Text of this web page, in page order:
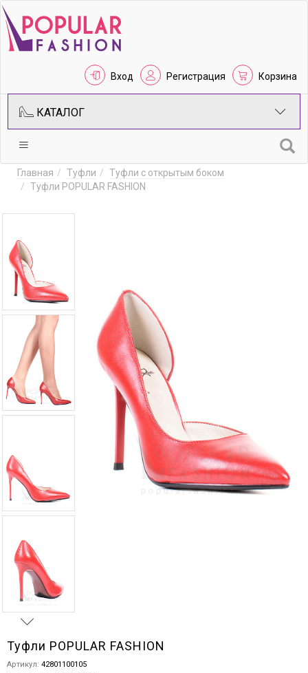
Вход Регистрация Корзина
КАТАЛОГ
Главная Туфли
Туфли с открытым боком
Туфли POPULAR FASHION
Туфли POPULAR FASHION
Артикул: 42801100105